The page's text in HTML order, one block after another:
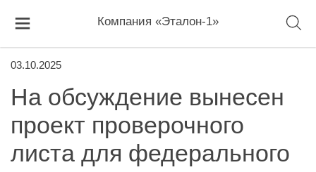
Компания «Эталон-1»
03.10.2025
На обсуждение вынесен
проект проверочного
листа для федерального